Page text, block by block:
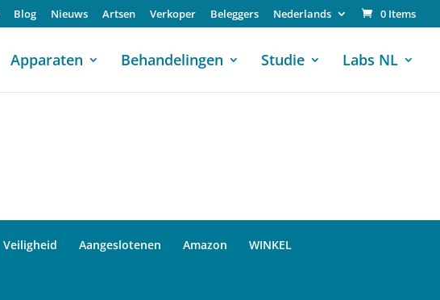
Blog Nieuws Artsen Verkoper Beleggers Nederlands 0 Items
Apparaten Behandelingen Studie Labs NL
Veiligheid Aangeslotenen Amazon
WINKEL